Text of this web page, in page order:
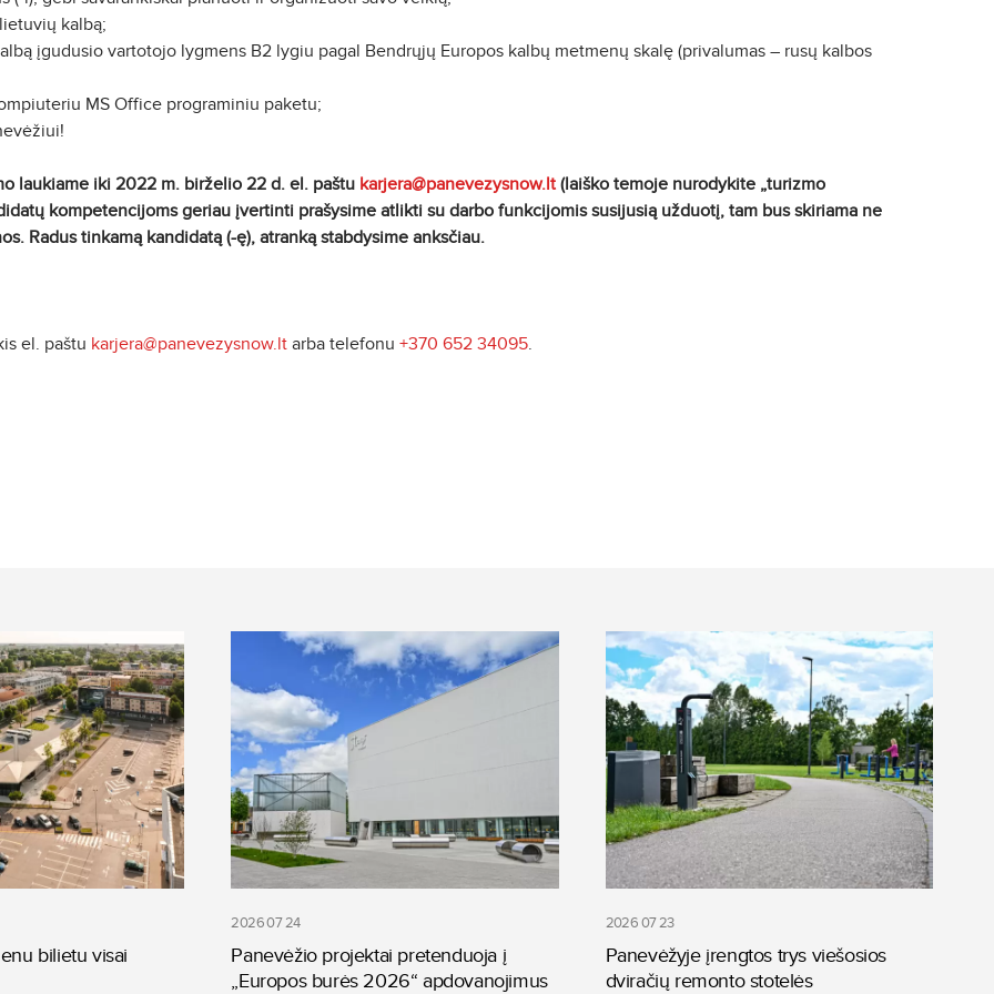
kalbą;
įgudusio vartotojo lygmens B2 lygiu pagal Bendrųjų Europos kalbų metmenų skalę (privalumas – rusų kalbos
MS Office programiniu paketu;
laukiame iki 2022 m. birželio 22 d. el. paštu karjera@panevezysnow.lt (laiško temoje nurodykite „turizmo
kompetencijoms geriau įvertinti prašysime atlikti su darbo funkcijomis susijusią užduotį, tam bus skiriama ne
Radus tinkamą kandidatą (-ę), atranką stabdysime anksčiau.
el. paštu karjera@panevezysnow.lt arba telefonu +370 652 34095.
bilietu visai
2026 07 24
Panevėžio projektai pretenduoja į
„Europos burės 2026“ apdovanojimus
2026 07 23
Panevėžyje įrengtos trys viešosios
dviračių remonto stotelės